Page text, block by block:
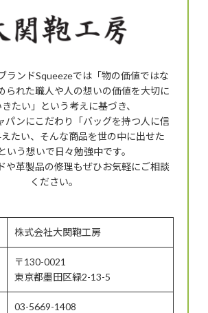
ランドSqueezeでは「物の価値ではな
られた職人や人の想いの価値を大切に
きたい」という考えに基づき、
パンにこだわり「バッグを持つ人に信
たい、そんな商品を世の中に出せた
いう想いで日々勉強中です。
や革製品の修理もぜひお気軽にご相談
ください。
株式会社大関鞄工房
〒130-0021
東京都墨田区緑2-13-5
03-5669-1408